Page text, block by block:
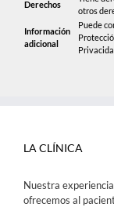
Derechos
otros
Información
adicional
Puede
LA CLÍNICA
Nuestra
ofrecemos al